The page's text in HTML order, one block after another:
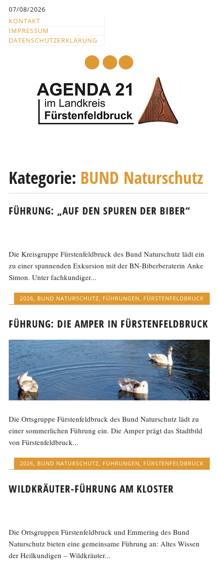
springen
07/08/2026
KONTAKT
IMPRESSUM
DATENSCHUTZERKLÄRUNG
zum
Kategorie: BUND Naturschutz
FÜHRUNG: „AUF DEN SPUREN DER BIBER“
Die Kreisgruppe Fürstenfeldbruck des Bund Naturschutz lädt ein
zu einer spannenden Exkursion mit der BN-Biberberaterin Anke
Simon. Unter fachkundiger...
2026, BUND NATURSCHUTZ, FÜHRUNGEN, FÜRSTENFELDBRUCK
FÜHRUNG: DIE AMPER IN FÜRSTENFELDBRUCK
Die Ortsgruppe Fürstenfeldbruck des Bund Naturschutz lädt zu
einer sommerlichen Führung ein. Die Amper prägt das Stadtbild
von Fürstenfeldbruck...
2026 BUND NATURSCHUTZ FÜHRUNGEN FÜRSTENFELDBRUCK
WILDKRÄUTER-FÜHRUNG AM KLOSTER
Die Ortsgruppen Fürstenfeldbruck und Emmering des Bund
Naturschutz bieten eine gemeinsame Führung an: Altes Wissen
der Heilkundigen – Wildkräuter...